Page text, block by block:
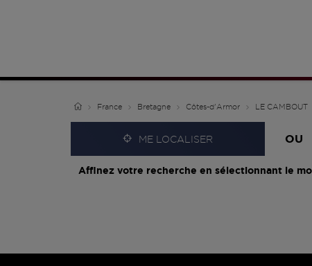
France Bretagne Côtes-d'Armor LE CAMBOUT
ME LOCALISER OU
Affinez votre recherche en sélectionnant le